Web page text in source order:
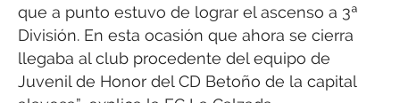
que a punto estuvo de lograr el ascenso a 3ª
División. En esta ocasión que ahora se cierra
llegaba al club procedente del equipo de
Juvenil de Honor del CD Betoño de la capital